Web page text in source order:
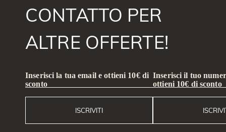
CONTATTO PER
ALTRE OFFERTE!
Inserisci la tua email e ottieni 10€ di
sconto
ISCRIVITI
Inserisci il tuo
ottieni 10€ di sconto